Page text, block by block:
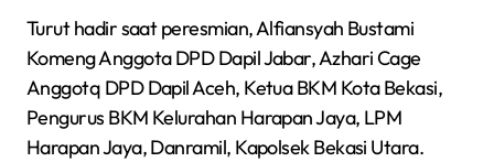
Turut hadir saat peresmian, Alfiansyah Bustami
Komeng Anggota DPD Dapil Jabar, Azhari Cage
Anggotq DPD Dapil Aceh, Ketua BKM Kota Bekasi,
Pengurus BKM Kelurahan Harapan Jaya, LPM
Harapan Jaya, Danramil, Kapolsek Bekasi Utara.